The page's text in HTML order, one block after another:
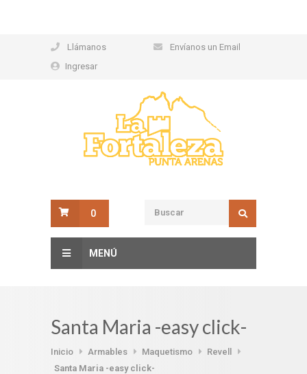
Llámanos
Envíanos un Email
Ingresar
0
MENÚ
Santa Maria -easy click-
Inicio Armables Maquetismo
Revell
Santa Maria -easy click-